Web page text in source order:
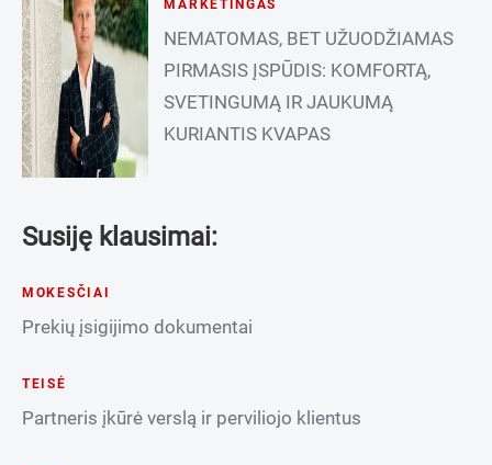
MARKETINGAS
NEMATOMAS, BET UŽUODŽIAMAS
PIRMASIS ĮSPŪDIS: KOMFORTĄ,
SVETINGUMĄ IR JAUKUMĄ
KURIANTIS KVAPAS
Susiję klausimai:
MOKESČIAI
Prekių įsigijimo dokumentai
TEISĖ
Partneris įkūrė verslą ir perviliojo klientus